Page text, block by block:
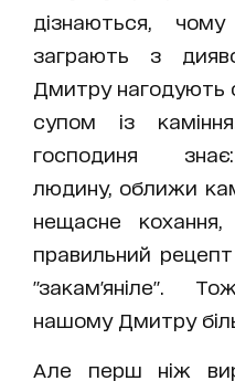
дізнаються, чому
заграють з
Дмитру нагодують
супом із
господиня
людину, оближи
нещасне
правильний
"закам'яніле".
нашому Дмитру
Але перш ніж